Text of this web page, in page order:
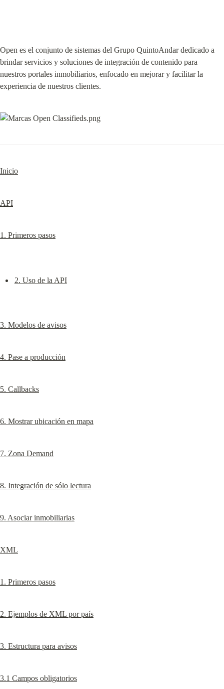
Open es el conjunto de sistemas del Grupo QuintoAndar dedicado a
brindar servicios y soluciones de integración de contenido para
nuestros portales inmobiliarios, enfocado en mejorar y facilitar la
experiencia de nuestros clientes.
Inicio
API
1. Primeros pasos
2. Uso de la API
3. Modelos de avisos
4. Pase a producción
5. Callbacks
6. Mostrar ubicación en mapa
7. Zona Demand
8. Integración de sólo lectura
9. Asociar inmobiliarias
XML
1. Primeros pasos
2. Ejemplos de XML por país
3. Estructura para avisos
3.1 Campos obligatorios